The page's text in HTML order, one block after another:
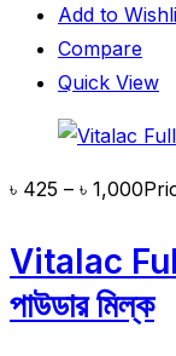
Add to
Compare
Quick View
৳ 425 – ৳ 1,000
Vitalac
পাউডার মিল্ক